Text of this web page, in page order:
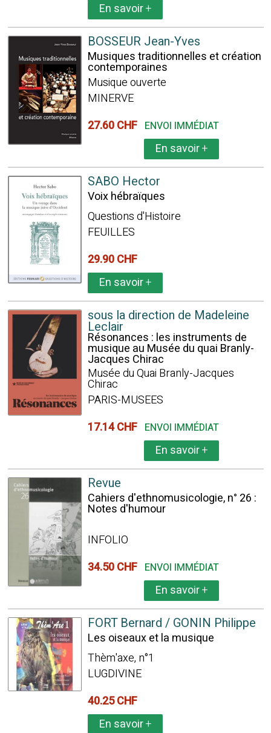
En savoir+
BOSSEUR Jean-Yves
Musiques traditionnelles et création
contemporaines
Musique ouverte
MINERVE
27.60 CHF ENVOI IMMÉDIAT
En savoir+
SABO Hector
Voix hébraïques
Questions d'Histoire
FEUILLES
29.90 CHF
En savoir+
sous la direction de Madeleine
Leclair
Résonances : les instruments de
musique au Musée du quai Branly-
Jacques Chirac
Musée du Quai Branly-Jacques
Chirac
PARIS-MUSEES
17.14 CHF ENVOI IMMÉDIAT
En savoir+
Revue
Cahiers d'ethnomusicologie, n° 26 :
Notes d'humour
INFOLIO
34.50 CHF ENVOI IMMÉDIAT
En savoir+
FORT Bernard / GONIN Philippe
Les oiseaux et la musique
Thèm'axe, n°1
LUGDIVINE
40.25 CHF
En savoir+